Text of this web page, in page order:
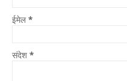
ईमेल*
संदेश *